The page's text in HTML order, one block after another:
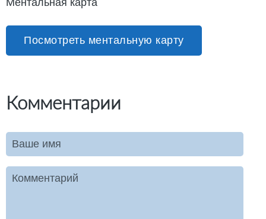
Ментальная карта
Посмотреть ментальную карту
Комментарии
Ваше имя
Комментарий